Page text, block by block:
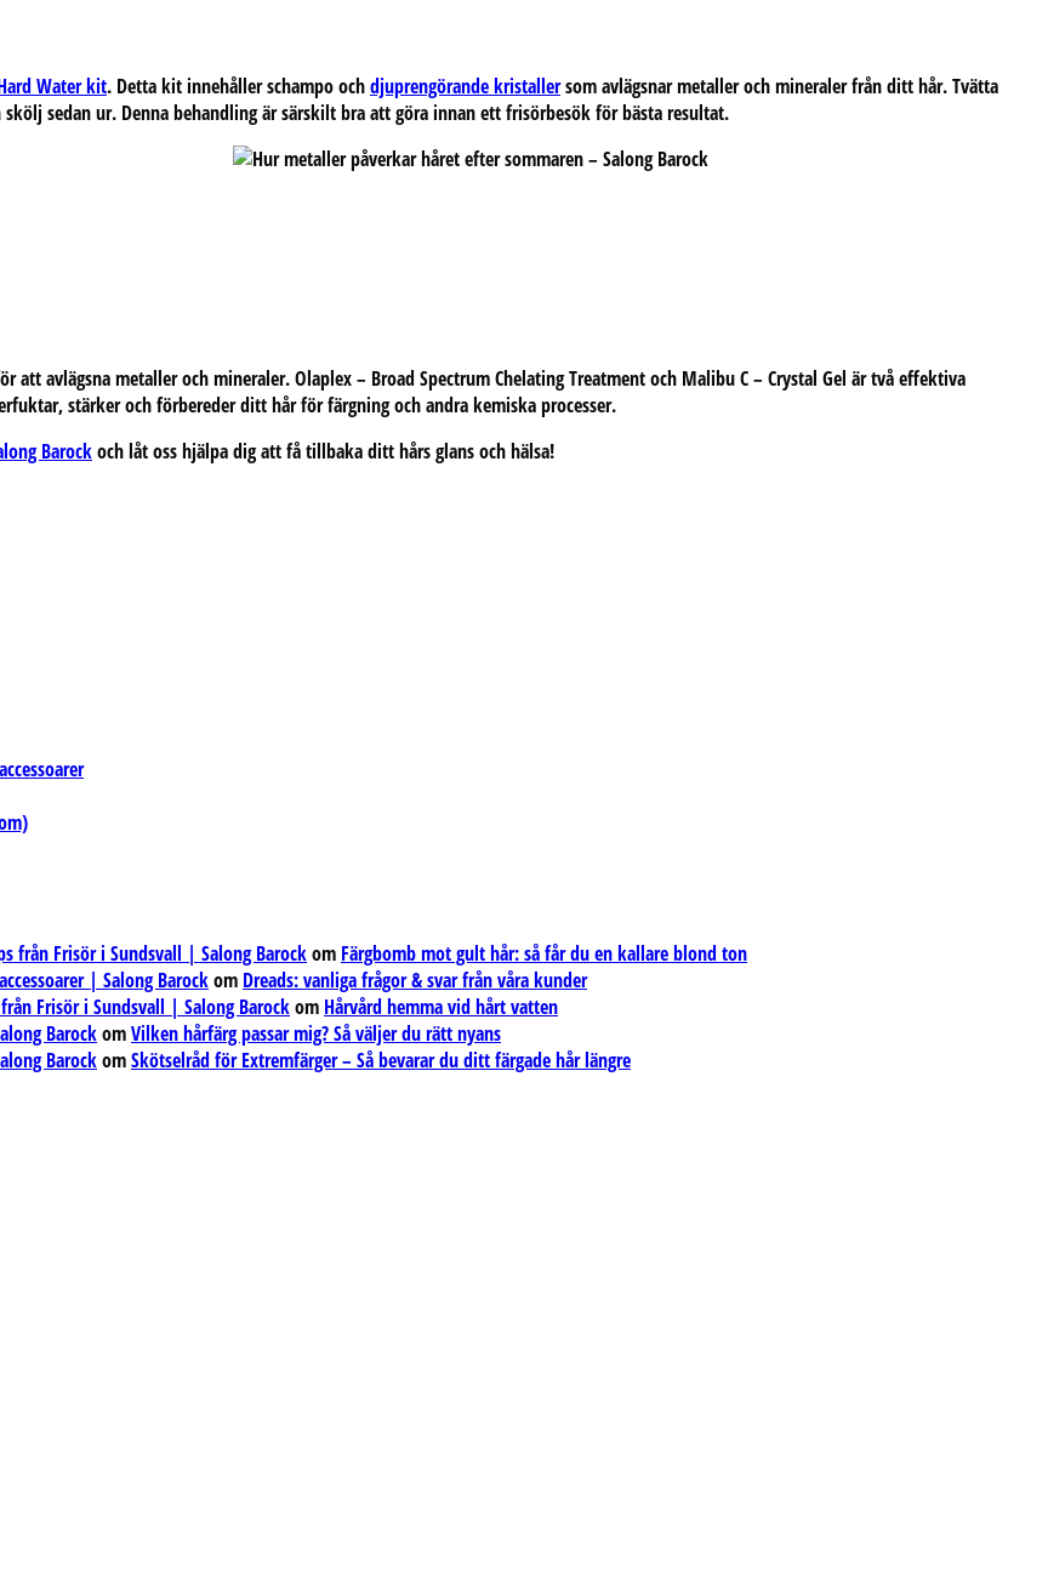
Water kit. Detta kit innehåller schampo ochdjuprengörande kristallersom avlägsnar metaller och mineraler från ditt hår. Tvätta
sedan ur. Denna behandling är särskilt bra att göra innan ett frisörbesök för bästa resultat.
att avlägsna metaller och mineraler.Olaplex – Broad Spectrum Chelating Treatmentoch Malibu C – Crystal Gel är två effektiva
stärker och förbereder ditt hår för färgning och andra kemiska processer.
Barockoch låt oss hjälpa dig att få tillbaka ditt hårs glans och hälsa!
från Frisör i Sundsvall | Salong Barockom Färgbomb mot gult hår: så får du en kallare blond ton
| Salong Barockom Dreads: vanliga frågor & svar från våra kunder
Frisör i Sundsvall | Salong Barockom Hårvård hemma vid hårt vatten
BarockomVilken hårfärg passar mig? Så väljer du rätt nyans
BarockomSkötselråd för Extremfärger – Så bevarar du ditt färgade hår längre